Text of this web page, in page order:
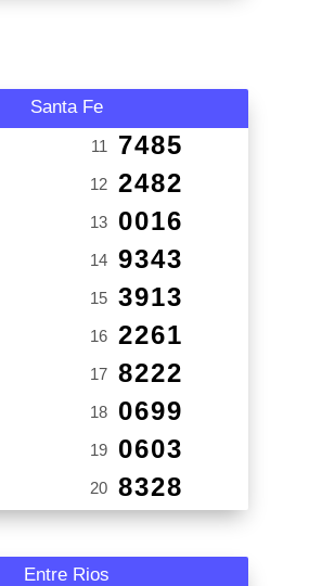
Santa Fe
11 7485
12 2482
13 0016
14 9343
15 3913
16 2261
17 8222
18 0699
19 0603
20 8328
Entre Rios